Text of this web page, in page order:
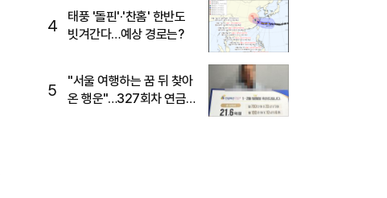
4
태풍 '돌핀'·'찬홈' 한반도
빗겨간다…예상 경로는?
5
"서울 여행하는 꿈 뒤 찾아
온 행운"…327회차 연금